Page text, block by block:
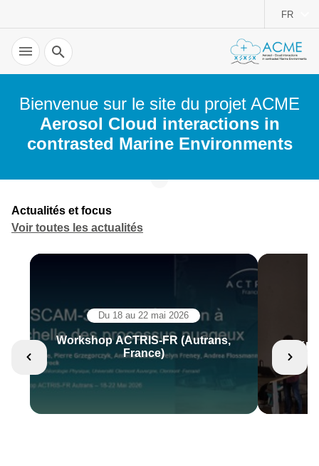
FR
Recherche
Bienvenue sur le site du projet ACME
Aerosol Cloud interactions in
contrasted Marine Environments
Actualités et focus
Voir toutes les actualités
Du 18 au 22 mai 2026
Workshop ACTRIS-FR (Autrans,
France)